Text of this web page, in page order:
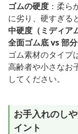
ゴムの硬度 ：柔
に劣り、硬すぎる
中硬度（ミディア
全面ゴム底 vs 部
ゴム素材のタイプ
高齢者や小さなお
してください。
お手入れのし
イント